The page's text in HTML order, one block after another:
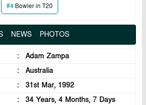
#4 Bowler in T20
NEWS PHOTOS
:
Adam Zampa
:
Australia
:
31st Mar, 1992
:
34 Years, 4 Months, 7 Days